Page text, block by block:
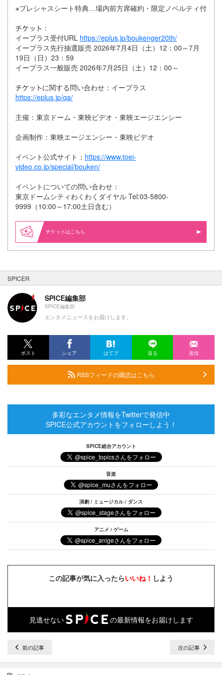
※プレシャスシート特典…場内前方席確約・限定ノベルティ付
：
イープラス受付URL https://eplus.jp/boukenger20th/
イープラス先行抽選販売 2026年7月4日（土）12：00～7月
19日（日）23：59
イープラス一般販売 2026年7月25日（土）12：00～
に関する問い合わせ：イープラス
https://eplus.jp/qa/
主催：東京ドーム・東映ビデオ・東映エージエンシー
企画制作：東映エージエンシー・東映ビデオ
イベント公式サイト： https://www.toei-
video.co.jp/special/bouken/
イベントについての問い合わせ：
東京ドームシティわくわくダイヤル Tel:03-5800-
9999（10:00～17:00土日含む）
はこちら
SPICER
SPICE編集部
SPICE編集部
エンタメニュースをお届けします。
ポスト シェア はてブ 送る 送信
RSSフィードの購読はこちら
多彩なエンタメ情報をTwitterで発信中
SPICE公式アカウントをフォローしよう！
SPICE総合アカウント
音楽
演劇 / ミュージカル / ダンス
アニメ / ゲーム
この記事が気に入ったらいいね！ しよう
見逃せない の最新情報をお届けします
前の記事 次の記事